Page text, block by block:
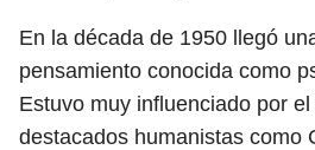
En la década de 1950 llegó
pensamiento conocida como
Estuvo muy influenciado por
destacados humanistas como